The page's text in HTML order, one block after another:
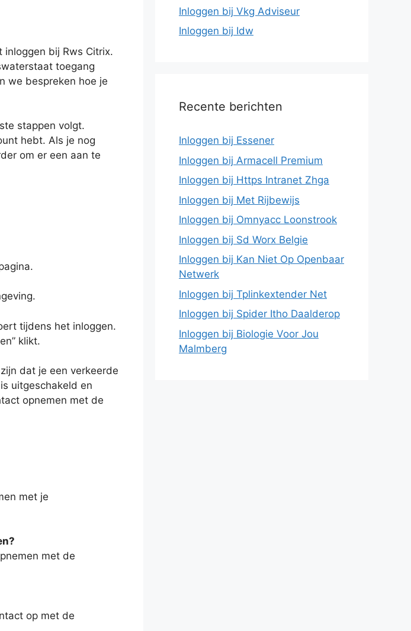
bij Rws Citrix.
toegang
we bespreken hoe je
stappen volgt.
hebt. Als je nog
om er een aan te
tijdens het inloggen.
klikt.
dat je een verkeerde
uitgeschakeld en
opnemen met de
met je
met de
op met de
Inloggen bij Vkg Adviseur
Inloggen bij Idw
Recente berichten
Inloggen bij Essener
Inloggen bij Armacell Premium
Inloggen bij Https Intranet Zhga
Inloggen bij Met Rijbewijs
Inloggen bij Omnyacc Loonstrook
Inloggen bij Sd Worx Belgie
Inloggen bij Kan Niet Op Openbaar
Netwerk
Inloggen bij Tplinkextender Net
Inloggen bij Spider Itho Daalderop
Inloggen bij Biologie Voor Jou
Malmberg